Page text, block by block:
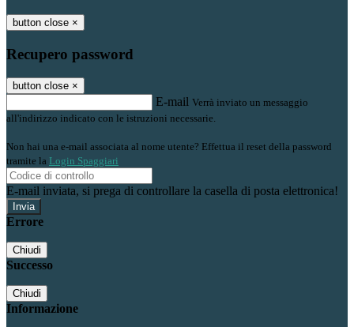
button close ×
Recupero password
button close ×
E-mail Verrà inviato un messaggio
all'indirizzo indicato con le istruzioni necessarie.
Non hai una e-mail associata al nome utente? Effettua il reset della password
tramite la Login Spaggiari
E-mail inviata, si prega di controllare la casella di posta elettronica!
Errore
Chiudi
Successo
Chiudi
Informazione